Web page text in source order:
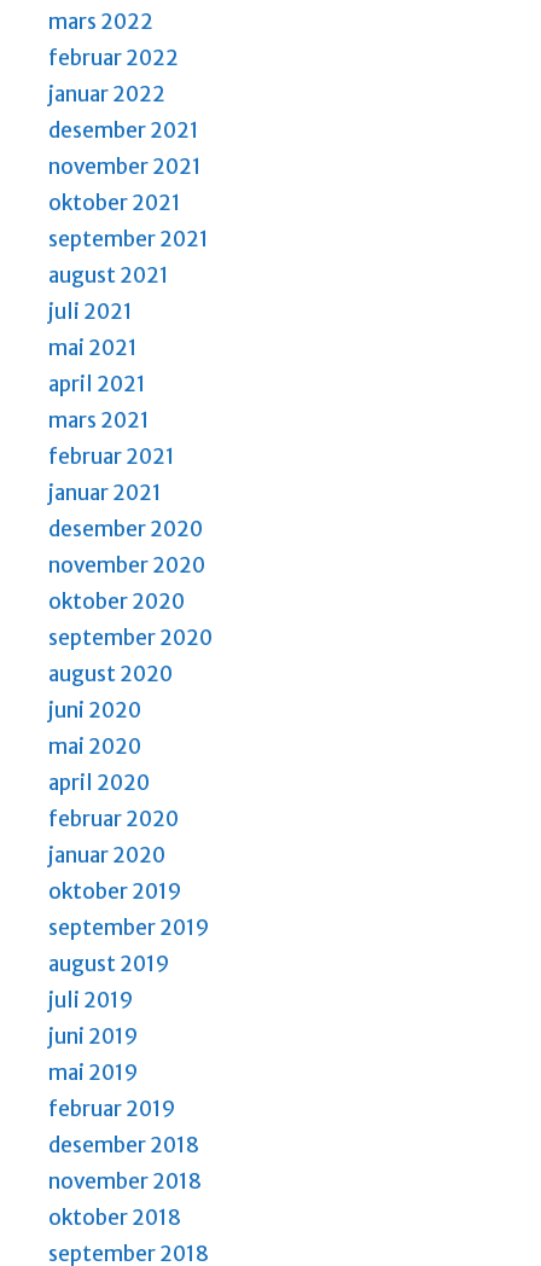
mars 2022
februar 2022
januar 2022
desember 2021
november 2021
oktober 2021
september 2021
august 2021
juli 2021
mai 2021
april 2021
mars 2021
februar 2021
januar 2021
desember 2020
november 2020
oktober 2020
september 2020
august 2020
juni 2020
mai 2020
april 2020
februar 2020
januar 2020
oktober 2019
september 2019
august 2019
juli 2019
juni 2019
mai 2019
februar 2019
desember 2018
november 2018
oktober 2018
september 2018